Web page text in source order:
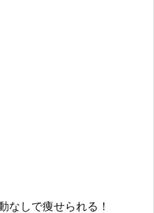
なしで痩せられる！